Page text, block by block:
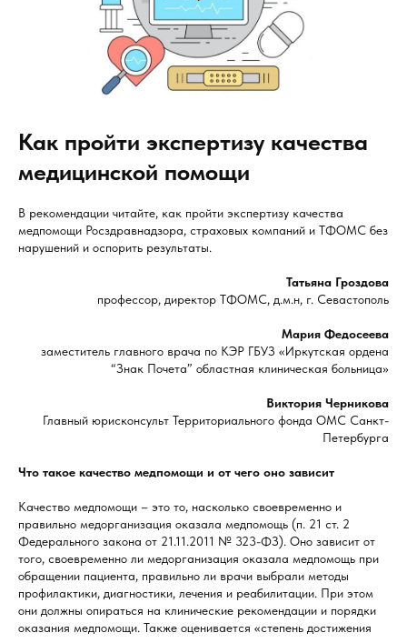
Как пройти экспертизу качества
медицинской помощи
В рекомендации читайте, как пройти экспертизу качества
медпомощи Росздравнадзора, страховых компаний и ТФОМС без
нарушений и оспорить результаты.
Татьяна Гроздова
профессор, директор ТФОМС, д.м.н, г. Севастополь
Мария Федосеева
заместитель главного врача по КЭР ГБУЗ «Иркутская ордена
“Знак Почета” областная клиническая больница»
Виктория Черникова
Главный юрисконсульт Территориального фонда ОМС Санкт-
Петербурга
Что такое качество медпомощи и от чего оно зависит
Качество медпомощи – это то, насколько своевременно и
правильно медорганизация оказала медпомощь (п. 21 ст. 2
Федерального закона от 21.11.2011 № 323-ФЗ). Оно зависит от
того, своевременно ли медорганизация оказала медпомощь при
обращении пациента, правильно ли врачи выбрали методы
профилактики, диагностики, лечения и реабилитации. При этом
они должны опираться на клинические рекомендации и порядки
оказания медпомощи. Также оценивается «степень достижения